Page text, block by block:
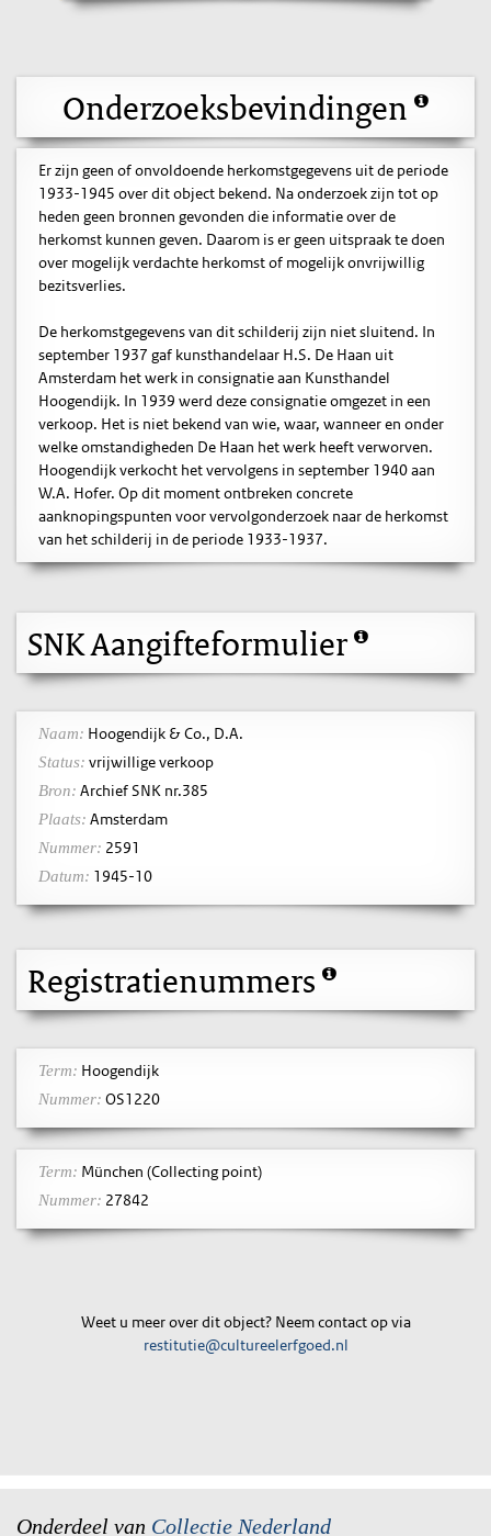
Onderzoeksbevindingen
Er zijn geen of onvoldoende herkomstgegevens uit de periode
1933-1945 over dit object bekend. Na onderzoek zijn tot op
heden geen bronnen gevonden die informatie over de
herkomst kunnen geven. Daarom is er geen uitspraak te doen
over mogelijk verdachte herkomst of mogelijk onvrijwillig
bezitsverlies.
De herkomstgegevens van dit schilderij zijn niet sluitend. In
september 1937 gaf kunsthandelaar H.S. De Haan uit
Amsterdam het werk in consignatie aan Kunsthandel
Hoogendijk. In 1939 werd deze consignatie omgezet in een
verkoop. Het is niet bekend van wie, waar, wanneer en onder
welke omstandigheden De Haan het werk heeft verworven.
Hoogendijk verkocht het vervolgens in september 1940 aan
W.A. Hofer. Op dit moment ontbreken concrete
aanknopingspunten voor vervolgonderzoek naar de herkomst
van het schilderij in de periode 1933-1937.
SNK Aangifteformulier
Naam: Hoogendijk & Co., D.A.
Status: vrijwillige verkoop
Bron: Archief SNK nr.385
Plaats: Amsterdam
Nummer: 2591
Datum: 1945-10
Registratienummers
Term: Hoogendijk
Nummer: OS1220
Term: München (Collecting point)
Nummer: 27842
Weet u meer over dit object? Neem contact op via
restitutie@cultureelerfgoed.nl
Onderdeel van Collectie Nederland